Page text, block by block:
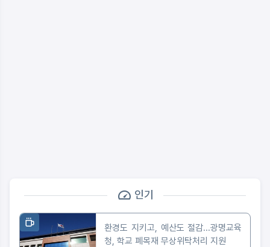
인기
환경도 지키고, 예산도 절감...광명교육
청, 학교 폐목재 무상위탁처리 지원